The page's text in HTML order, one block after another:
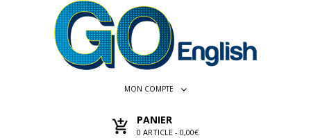
MON COMPTE
PANIER
0 ARTICLE - 0,00€